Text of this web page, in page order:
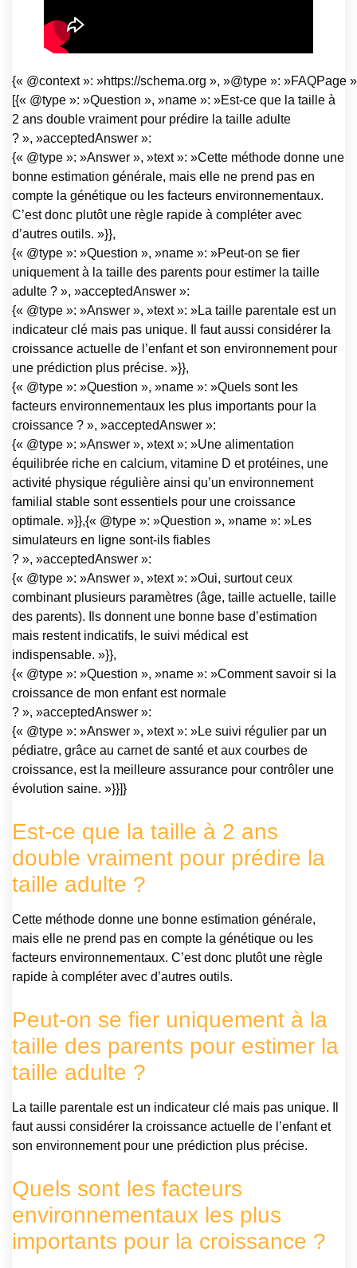
{« @context »: »https://schema.org », »@type »: »FAQPage
[{« @type »: »Question », »name »: »Est-ce que la taille à
2 ans double vraiment pour prédire la taille adulte
? », »acceptedAnswer »:
{« @type »: »Answer », »text »: »Cette méthode donne une
bonne estimation générale, mais elle ne prend pas en
compte la génétique ou les facteurs environnementaux.
C’est donc plutôt une règle rapide à compléter avec
d’autres outils. »}},
{« @type »: »Question », »name »: »Peut-on se fier
uniquement à la taille des parents pour estimer la taille
adulte ? », »acceptedAnswer »:
{« @type »: »Answer », »text »: »La taille parentale est un
indicateur clé mais pas unique. Il faut aussi considérer la
croissance actuelle de l’enfant et son environnement pour
une prédiction plus précise. »}},
{« @type »: »Question », »name »: »Quels sont les
facteurs environnementaux les plus importants pour la
croissance ? », »acceptedAnswer »:
{« @type »: »Answer », »text »: »Une alimentation
équilibrée riche en calcium, vitamine D et protéines, une
activité physique régulière ainsi qu’un environnement
familial stable sont essentiels pour une croissance
optimale. »}},{« @type »: »Question », »name »: »Les
simulateurs en ligne sont-ils fiables
? », »acceptedAnswer »:
{« @type »: »Answer », »text »: »Oui, surtout ceux
combinant plusieurs paramètres (âge, taille actuelle, taille
des parents). Ils donnent une bonne base d’estimation
mais restent indicatifs, le suivi médical est
indispensable. »}},
{« @type »: »Question », »name »: »Comment savoir si la
croissance de mon enfant est normale
? », »acceptedAnswer »:
{« @type »: »Answer », »text »: »Le suivi régulier par un
pédiatre, grâce au carnet de santé et aux courbes de
croissance, est la meilleure assurance pour contrôler une
évolution saine. »}}]}
Est-ce que la taille à 2 ans
double vraiment pour prédire la
taille adulte ?
Cette méthode donne une bonne estimation générale,
mais elle ne prend pas en compte la génétique ou les
facteurs environnementaux. C’est donc plutôt une règle
rapide à compléter avec d’autres outils.
Peut-on se fier uniquement à la
taille des parents pour estimer la
taille adulte ?
La taille parentale est un indicateur clé mais pas unique. Il
faut aussi considérer la croissance actuelle de l’enfant et
son environnement pour une prédiction plus précise.
Quels sont les facteurs
environnementaux les plus
importants pour la croissance ?